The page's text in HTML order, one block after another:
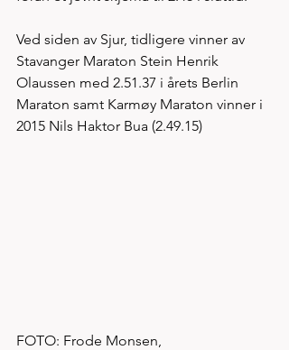
Ved siden av Sjur, tidligere vinner av
Stavanger Maraton Stein Henrik
Olaussen med 2.51.37 i årets Berlin
Maraton samt Karmøy Maraton vinner i
2015 Nils Haktor Bua (2.49.15)
FOTO: Frode Monsen,